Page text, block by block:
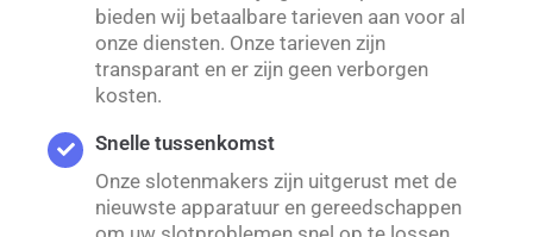
bieden wij betaalbare tarieven aan voor al
onze diensten. Onze tarieven zijn
transparant en er zijn geen verborgen
kosten.
Snelle tussenkomst
Onze slotenmakers zijn uitgerust met de
nieuwste apparatuur en gereedschappen